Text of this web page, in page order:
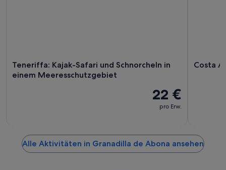
Teneriffa: Kajak-Safari und Schnorcheln in
einem Meeresschutzgebiet
22 €
pro Erw.
Costa
Alle Aktivitäten in Granadilla de Abona ansehen